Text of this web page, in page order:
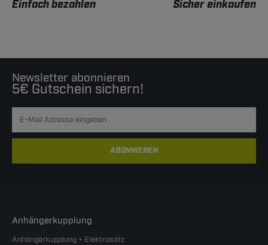
Einfach bezahlen Sicher einkaufen
Newsletter abonnieren
5€ Gutschein sichern!
ABONNIEREN
Anhängerkupplung
Anhängerkupplung + Elektrosatz